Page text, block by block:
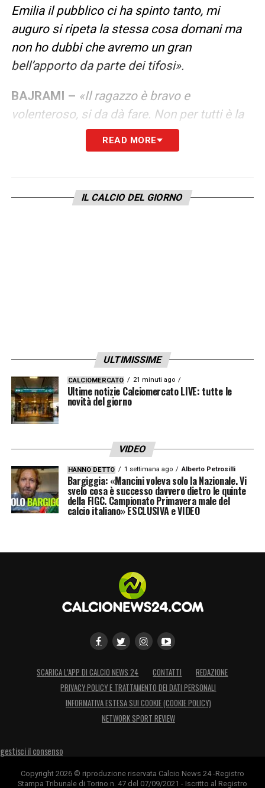
Emilia il pubblico ci ha spinto tanto, mi
auguro si ripeta la stessa cosa domani ma
non ho dubbi che avremo un gran
bell’apporto da parte dei tifosi».
BAJRAMI – «Il ragazzo è bravo e
volenteroso, si da dà fare. Non per tutti è la
stessa cosa, ognuno ha i propri tempi ed
esigenze. Quelle che sono ora difficoltà
abbiamo molta fiducia in lui. Avrà occasione
di dimostrarle, mancano ancora una trentina
READ MORE
IL CALCIO DEL GIORNO
ULTIMISSIME
CALCIOMERCATO 21 minuti ago
Ultime notizie Calciomercato LIVE: tutte le
novità del giorno
VIDEO
HANNO DETTO 1 settimana ago Alberto Petrosilli
Bargiggia: «Mancini voleva solo la Nazionale. Vi
svelo cosa è successo davvero dietro le quinte
della FIGC. Campionato Primavera male del
calcio italiano» ESCLUSIVA e VIDEO
SCARICA L’APP DI CALCIO NEWS 24 CONTATTI
REDAZIONE
PRIVACY POLICY E TRATTAMENTO DEI DATI PERSONALI
INFORMATIVA ESTESA SUI COOKIE (COOKIE POLICY)
NETWORK SPORT REVIEW
gestisci il consenso
Copyright 2026 © riproduzione riservata Calcio News 24 -Registro
Stampa Tribunale di Torino n. 47 del 07/09/2021 - Iscritto al Registro